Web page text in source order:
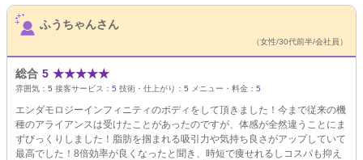
サロンPick Up
ふうちゃんさん
（女性/30代前半/会社員）
総合 5 ★★★★★
雰囲気： 5 接客サービス： 5 技術・仕上がり： 5 メニュー・料金： 5
エンダモロジーインフィニティのボディをして頂きました！今まで従来の機
種のアライアンスは受けたことがあったのですが、体感が全然違うことにま
ずびっくりしました！脂肪を掴まれる吸引力や気持ち良さがアップしていて
最高でした！8倍効率が良くなったと聞き、時短で痩せれるしコスパも抑え